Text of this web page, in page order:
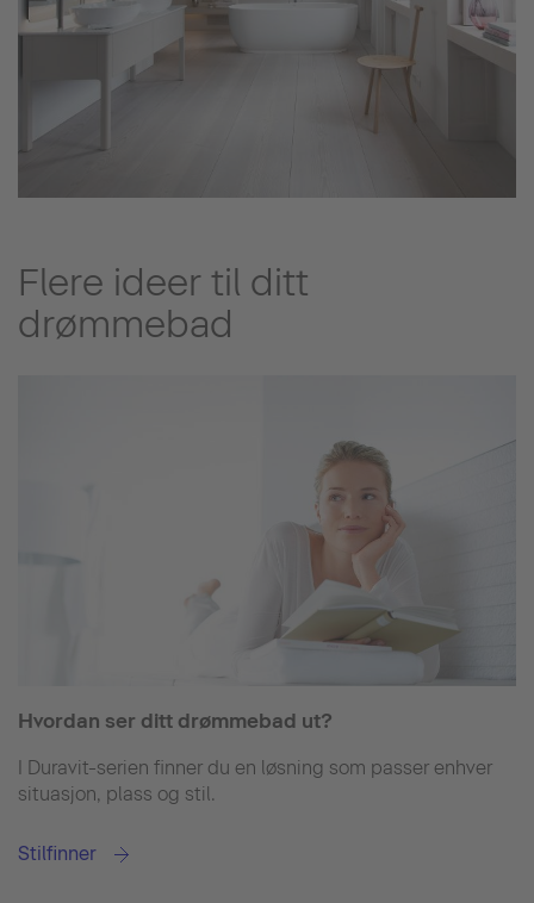
Flere ideer til ditt
drømmebad
Hvordan ser ditt drømmebad ut?
I Duravit-serien finner du en løsning som passer enhver
situasjon, plass og stil.
Stilfinner